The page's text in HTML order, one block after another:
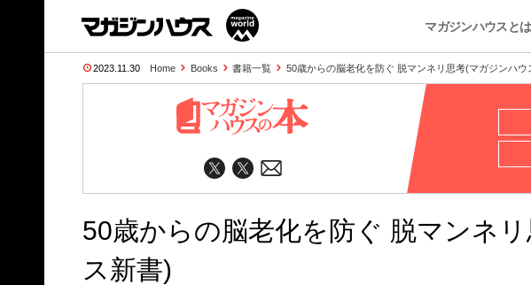
マガジンハウスとは
2023.11.30 Home Books 書籍一覧 50歳からの脳老化を防ぐ 脱マンネリ思考(マガジンハウ
50歳からの脳老化を防ぐ 脱マンネ
ス新書)